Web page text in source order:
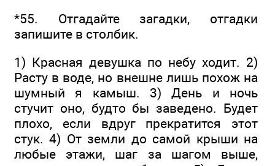
*55. Отгадайте загадки, отгадки
запишите в столбик.
1) Красная девушка по небу ходит. 2)
Расту в воде, но внешне лишь похож на
шумный я камыш. 3) День и ночь
стучит оно, будто бы заведено. Будет
плохо, если вдруг прекратится этот
стук. 4) От земли до самой крыши на
любые этажи, шаг за шагом выше,